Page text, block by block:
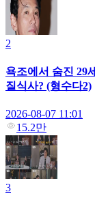
2
욕조에서 숨진 29
질식사? (형수다2)
2026-08-07 11:01
15.2만
3